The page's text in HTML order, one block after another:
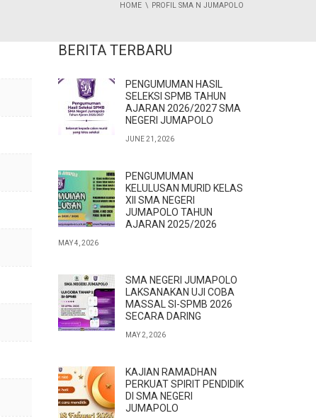
HOME PROFIL SMA N JUMAPOLO
BERITA TERBARU
PENGUMUMAN HASIL
SELEKSI SPMB TAHUN
AJARAN 2026/2027 SMA
NEGERI JUMAPOLO
JUNE 21, 2026
PENGUMUMAN
KELULUSAN MURID KELAS
XII SMA NEGERI
JUMAPOLO TAHUN
AJARAN 2025/2026
MAY 4, 2026
SMA NEGERI JUMAPOLO
LAKSANAKAN UJI COBA
MASSAL SI-SPMB 2026
SECARA DARING
MAY 2, 2026
KAJIAN RAMADHAN
PERKUAT SPIRIT PENDIDIK
DI SMA NEGERI
JUMAPOLO